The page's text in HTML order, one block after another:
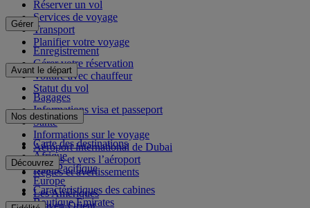
Réserver un vol
Services de voyage
Transport
Planifier votre voyage
Gérer
Enregistrement
Gérer votre réservation
Voiture avec chauffeur
Statut du vol
Avant le départ
Bagages
Informations visa et passeport
Santé
Informations sur le voyage
Aéroport international de Dubai
Depuis et vers l’aéroport
Règles et avertissements
Nos destinations
Carte des destinations
Afrique
Asie-Pacifique
Europe
Les Amériques
Moyen-Orient
Découvrez
Caractéristiques des cabines
Boutique Emirates